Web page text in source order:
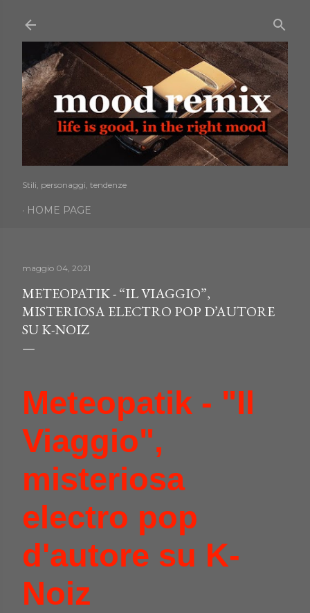
Stili, personaggi, tendenze
HOME PAGE
maggio 04, 2021
METEOPATIK - “IL VIAGGIO”,
MISTERIOSA ELECTRO POP D’AUTORE
SU K-NOIZ
Meteopatik - "Il
Viaggio",
misteriosa
electro pop
d'autore su K-
Noiz